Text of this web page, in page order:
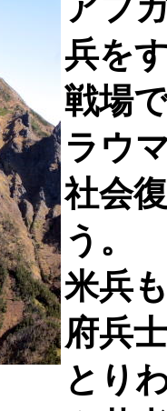
アフ
兵を
戦場
ラウ
社会
う。
米兵
府兵
とり